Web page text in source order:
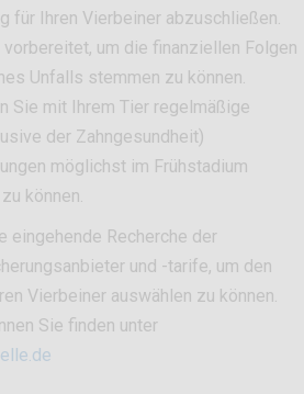
für Ihren Vierbeiner abzuschließen.
um die finanziellen Folgen
Unfalls stemmen zu können.
Sie mit Ihrem Tier regelmäßige
der Zahngesundheit)
möglichst im Frühstadium
können.
eingehende Recherche der
und -tarife, um den
Vierbeiner auswählen zu können.
Sie finden unter